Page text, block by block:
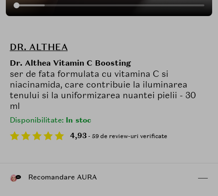
DR. ALTHEA
Dr. Althea Vitamin C Boosting
ser de fata formulata cu vitamina C si
niacinamida, care contribuie la iluminarea
tenului si la uniformizarea nuantei pielii - 30
ml
Disponibilitate: In stoc
4,93 - 59 de review-uri verificate
Recomandare AURA